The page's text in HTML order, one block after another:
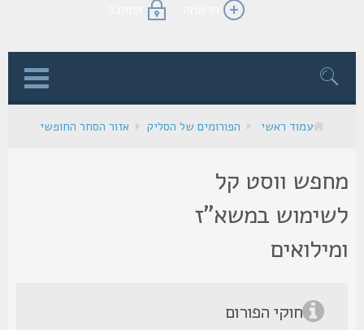
הרשמה התחבר
עמוד ראשי הפורומים של הסליק אזור הסחר החופשי
ווסט קל
במשא"ז
חוקי הפורום